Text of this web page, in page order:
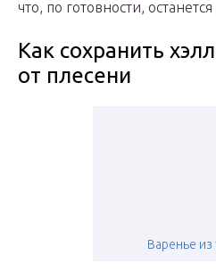
что, по готовности,
Как сохранить
от плесени
Варенье